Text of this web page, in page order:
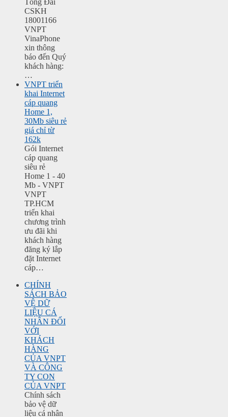
CSKH
18001166
VNPT
VinaPhone
xin thông
báo đến Quý
khách hàng:
…
VNPT triển
khai Internet
cáp quang
Home 1,
30Mb siêu rẻ
giá chỉ từ
162k
Gói Internet
cáp quang
siêu rẻ
Home 1 - 40
Mb - VNPT
VNPT
TP.HCM
triển khai
chương trình
ưu đãi khi
khách hàng
đăng ký lắp
đặt Internet
cáp…
CHÍNH
SÁCH BẢO
VỆ DỮ
LIỆU CÁ
NHÂN ĐỐI
VỚI
KHÁCH
HÀNG
CỦA VNPT
VÀ CÔNG
TY CON
CỦA VNPT
Chính sách
bảo vệ dữ
liệu cá nhân